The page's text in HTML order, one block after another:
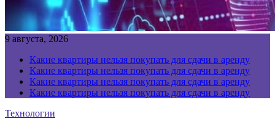
9 августа, 2026
Какие квартиры нельзя покупать для сдачи в аренду
Какие квартиры нельзя покупать для сдачи в аренду
Какие квартиры нельзя покупать для сдачи в аренду
Какие квартиры нельзя покупать для сдачи в аренду
Технологии